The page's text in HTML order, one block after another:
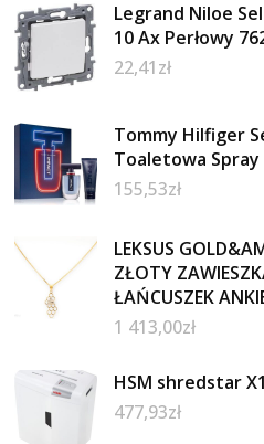
Legrand Niloe
10 Ax Perłowy
22,41zł
Tommy Hilfiger
Toaletowa Spray
155,53zł
LEKSUS
ZŁOTY
ŁAŃCUSZEK
1 413,00zł
HSM shredstar
477,93zł